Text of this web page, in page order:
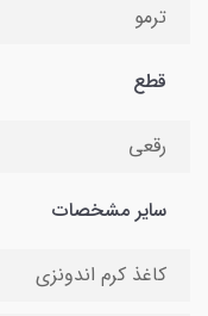
ترمو
قطع
رقعی
سایر مشخصات
کاغذ کرم اندونزی